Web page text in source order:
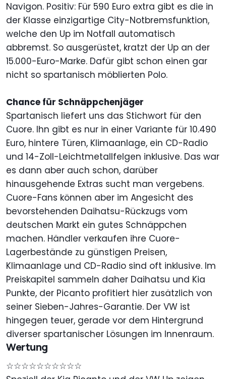
Navigon. Positiv: Für 590 Euro extra gibt es die in
der Klasse einzigartige City-Notbremsfunktion,
welche den Up im Notfall automatisch
abbremst. So ausgerüstet, kratzt der Up an der
15.000-Euro-Marke. Dafür gibt schon einen gar
nicht so spartanisch möblierten Polo.
Chance für Schnäppchenjäger
Spartanisch liefert uns das Stichwort für den
Cuore. Ihn gibt es nur in einer Variante für 10.490
Euro, hintere Türen, Klimaanlage, ein CD-Radio
und 14-Zoll-Leichtmetallfelgen inklusive. Das war
es dann aber auch schon, darüber
hinausgehende Extras sucht man vergebens.
Cuore-Fans können aber im Angesicht des
bevorstehenden Daihatsu-Rückzugs vom
deutschen Markt ein gutes Schnäppchen
machen. Händler verkaufen ihre Cuore-
Lagerbestände zu günstigen Preisen,
Klimaanlage und CD-Radio sind oft inklusive. Im
Preiskapitel sammeln daher Daihatsu und Kia
Punkte, der Picanto profitiert hier zusätzlich von
seiner Sieben-Jahres-Garantie. Der VW ist
hingegen teuer, gerade vor dem Hintergrund
diverser spartanischer Lösungen im Innenraum.
Wertung
☆☆☆☆☆☆☆☆☆☆